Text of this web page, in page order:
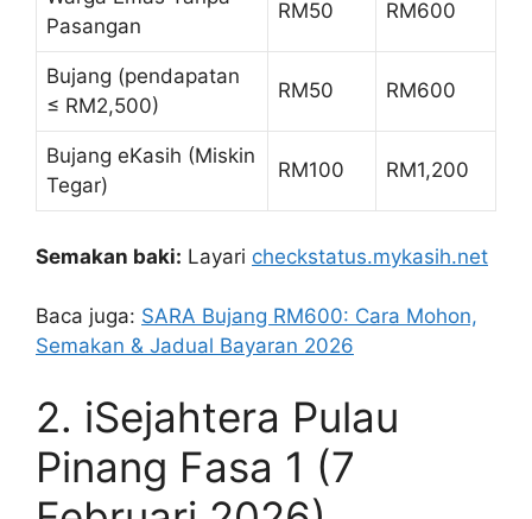
Pasangan
RM50 RM600
Bujang (pendapatan
≤ RM2,500)
RM50 RM600
Bujang eKasih (Miskin
Tegar)
RM100 RM1,200
Semakan baki: Layari checkstatus.mykasih.net
Baca juga: SARA Bujang RM600: Cara Mohon,
Semakan & Jadual Bayaran 2026
2. iSejahtera Pulau
Pinang Fasa 1 (7